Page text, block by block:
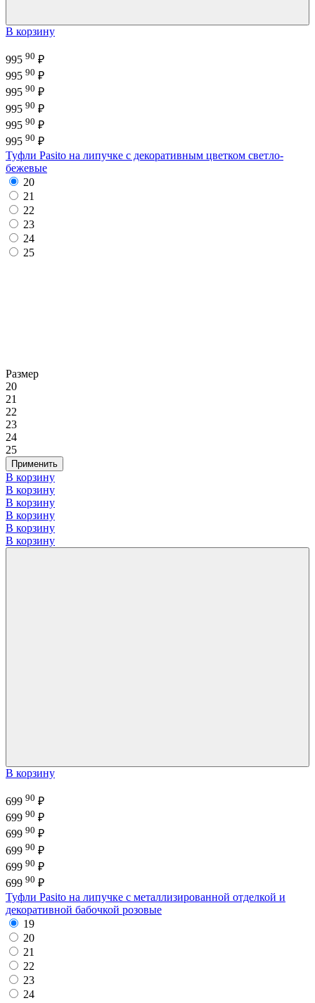
В корзину
995 90 ₽
995 90 ₽
995 90 ₽
995 90 ₽
995 90 ₽
995 90 ₽
Туфли Pasito на липучке с декоративным цветком светло-
бежевые
20
21
22
23
24
25
Размер
20
21
22
23
24
25
Применить
В корзину
В корзину
В корзину
В корзину
В корзину
В корзину
В корзину
699 90 ₽
699 90 ₽
699 90 ₽
699 90 ₽
699 90 ₽
699 90 ₽
Туфли Pasito на липучке с металлизированной отделкой и
декоративной бабочкой розовые
19
20
21
22
23
24